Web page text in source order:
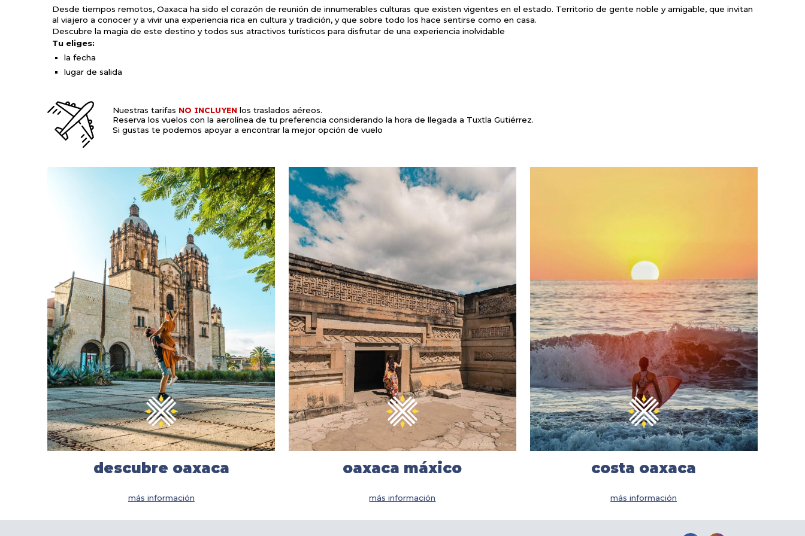
Desde tiempos remotos, Oaxaca ha sido el corazón de reunión de innumerables culturas que existen vigentes en el estado. Territorio de gente noble y amigable, que invitan
al viajero a conocer y a vivir una experiencia rica en cultura y tradición, y que sobre todo los hace sentirse como en casa.
Descubre la magia de este destino y todos sus atractivos turísticos para disfrutar de una experiencia inolvidable
Tu eliges:
la fecha
lugar de salida
Nuestras tarifas NO INCLUYENlos traslados aéreos.
Reserva los vuelos con la aerolínea de tu preferencia considerando la hora de llegada a Tuxtla Gutiérrez.
Si gustas te podemos apoyar a encontrar la mejor opción de vuelo
descubre oaxaca
más información
oaxaca máxico
más información
costa oaxaca
más información